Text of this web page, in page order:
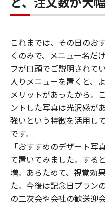
これまでは、その日のお
くのみで、メニュー名だ
フが口頭でご説明されて
入りメニューを置くと、
メリットがあったから。
ントした写真は光沢感が
強いという特徴を活用し
です。
「おすすめのデザート写
て置いてみました。する
増。あらためて、視覚効
た。今後は記念日プラン
の二次会や会社の歓送迎